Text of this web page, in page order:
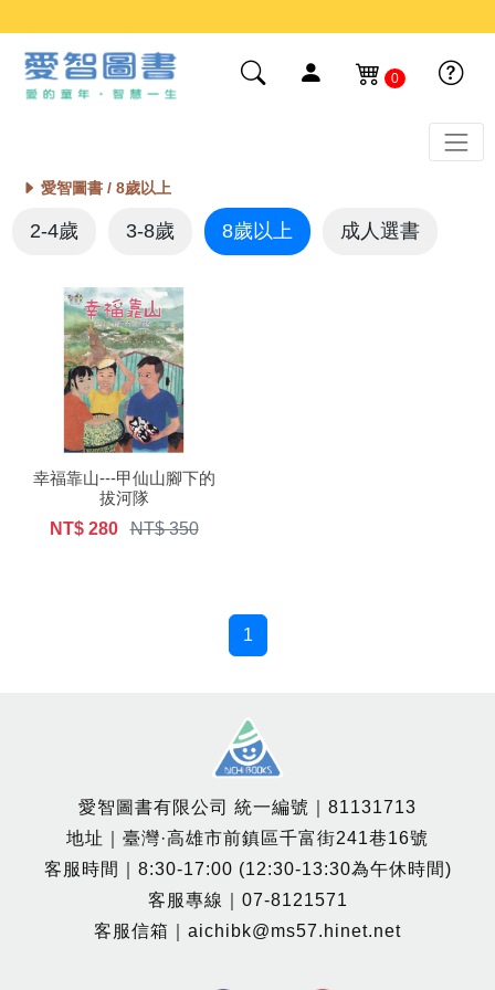
0
愛智圖書 / 8歲以上
2-4歲 3-8歲 8歲以上 成人選書
幸福靠山---甲仙山腳下的
拔河隊
NT$ 280
NT$ 350
1
愛智圖書有限公司 統一編號｜81131713
地址｜臺灣·高雄市前鎮區千富街241巷16號
客服時間｜8:30-17:00 (12:30-13:30為午休時間)
客服專線｜07-8121571
客服信箱｜aichibk@ms57.hinet.net